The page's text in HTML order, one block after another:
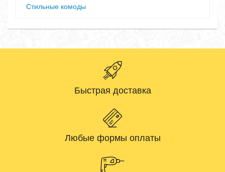
Стильные комоды
Быстрая доставка
Любые формы оплаты